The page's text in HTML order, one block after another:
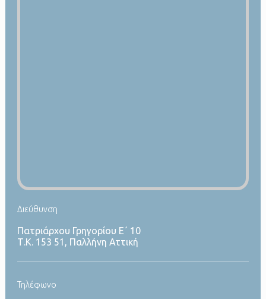
Διεύθυνση
Πατριάρχου Γρηγορίου Ε´ 10
Τ.Κ. 153 51, Παλλήνη Αττική
Τηλέφωνο